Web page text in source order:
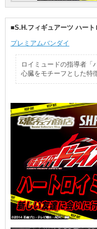
■S.H.フィギュアーツ ハート
プレミアムバンダイ
ロイミュードの指導者「
心臓をモチーフとした特